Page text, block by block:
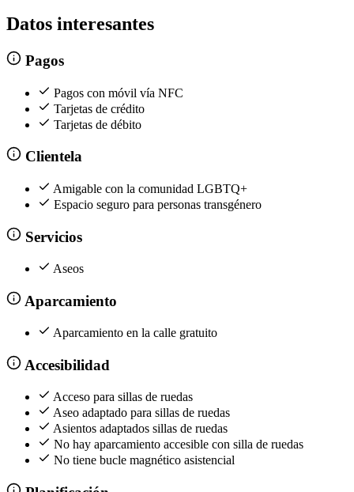
Datos interesantes
Pagos
Pagos con móvil vía NFC
Tarjetas de crédito
Tarjetas de débito
Clientela
Amigable con la comunidad LGBTQ+
Espacio seguro para personas transgénero
Servicios
Aseos
Aparcamiento
Aparcamiento en la calle gratuito
Accesibilidad
Acceso para sillas de ruedas
Aseo adaptado para sillas de ruedas
Asientos adaptados sillas de ruedas
No hay aparcamiento accesible con silla de ruedas
No tiene bucle magnético asistencial